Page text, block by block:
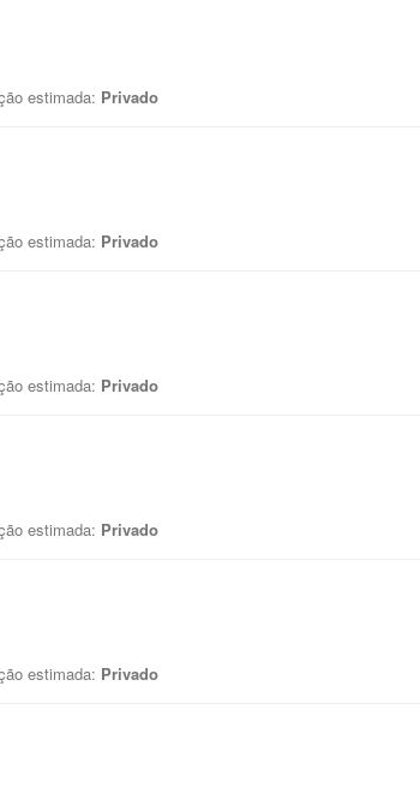
estimada: Privado
estimada: Privado
estimada: Privado
estimada: Privado
estimada: Privado